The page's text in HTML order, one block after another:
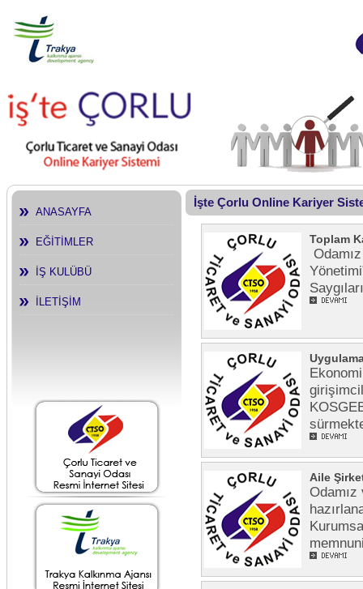
ANASAYFA
EĞİTİMLER
İŞ KULÜBÜ
İLETİŞİM
İşte Çorlu Online Kariyer
Toplam
Aile